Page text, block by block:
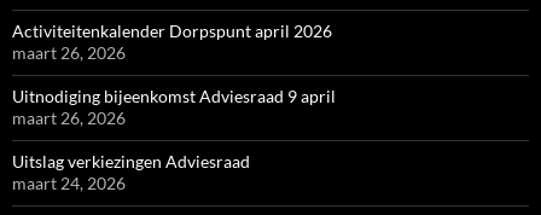
Activiteitenkalender Dorpspunt april 2026
maart 26, 2026
Uitnodiging bijeenkomst Adviesraad 9 april
maart 26, 2026
Uitslag verkiezingen Adviesraad
maart 24, 2026